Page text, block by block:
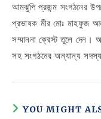
আমঝুপি প্রজন্ম সংগঠনের
প্রভাষক মীর মোঃ মাহফুজ
সম্মাননা ক্রেস্ট তুলে
সহ সংগঠনের অন্যান্য
YOU MIGHT